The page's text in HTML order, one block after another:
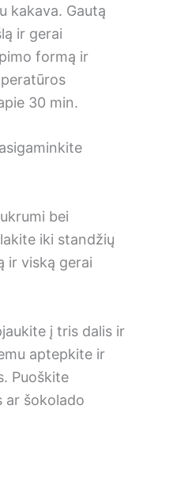
kakava. Gautą
ir gerai
formą ir
30 min.
bei
iki standžių
ir viską gerai
į tris dalis ir
aptepkite ir
Puoškite
ar šokolado